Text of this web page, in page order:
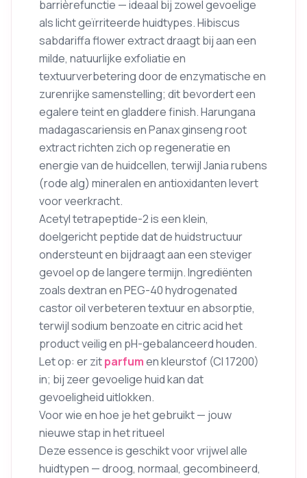
barrièrefunctie — ideaal bij zowel gevoelige
als licht geïrriteerde huidtypes. Hibiscus
sabdariffa flower extract draagt bij aan een
milde, natuurlijke exfoliatie en
textuurverbetering door de enzymatische en
zurenrijke samenstelling; dit bevordert een
egalere teint en gladdere finish. Harungana
madagascariensis en Panax ginseng root
extract richten zich op regeneratie en
energie van de huidcellen, terwijl Jania rubens
(rode alg) mineralen en antioxidanten levert
voor veerkracht.
Acetyl tetrapeptide-2 is een klein,
doelgericht peptide dat de huidstructuur
ondersteunt en bijdraagt aan een steviger
gevoel op de langere termijn. Ingrediënten
zoals dextran en PEG-40 hydrogenated
castor oil verbeteren textuur en absorptie,
terwijl sodium benzoate en citric acid het
product veilig en pH-gebalanceerd houden.
Let op: er zitparfumen kleurstof (CI 17200)
in; bij zeer gevoelige huid kan dat
gevoeligheid uitlokken.
Voor wie en hoe je het gebruikt — jouw
nieuwe stap in het ritueel
Deze essence is geschikt voor vrijwel alle
huidtypen — droog, normaal, gecombineerd,